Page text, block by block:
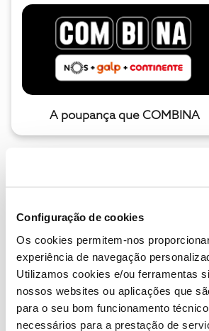
Configuração de cookies
Os cookies permitem-nos
experiência de navegação
Utilizamos cookies e/ou ferramentas
nossos websites ou aplicações que
para o seu bom funcionamento
necessários para a prestação de
A poupança que COMBINA
Descubra as novidades de